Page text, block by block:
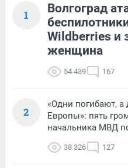
1
Волгоград
Wildberries и
женщина
54 439 167
2
«Одни погибают, а
Европы»: пять
начальника МВД
38 326 127